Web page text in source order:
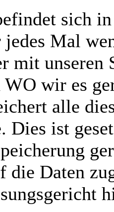
sich
jedes Mal
mit unseren
WO wir es
alle
Dies ist
die Daten